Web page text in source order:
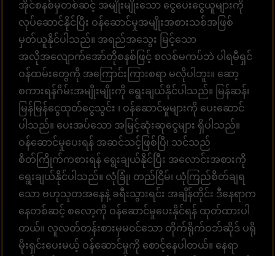
အိုင်စနစ်မှတစ်ဆင့် အမျိုးမျိုးသော ငွေပေးငွေယူများကို
လုပ်ဆောင်နိုင်ပြီး ဝန်ဆောင်မှုအမျိုးအစားသစ်အဖြစ်
မှတ်ယူနိုင်ပါသည်။ အရည်အသွေး မြင့်သော
အလိုအလျောက်အော်တိုစနစ်ဖြင့် စလစ်မကပ်ဘဲ ပါရမီရှင်
ဝန်ထမ်းတွေကို အကြောင်းကြားစရာ မလိုပါဘူး။ ဆော့
စကားရန်ဂိမ်းအမျိုးမျိုးကို ရွေးချယ်နိုင်ပါသည်။ မြန်ဆန်၊
မြန်မြန်ငွေထုတ်ငွေသွင်း ၊ ဝန်ဆောင်မှုများကို ပေးဆောင်
ပါသည်။ ပေးအပ်သော အမြင့်ဆုံးဆုငွေများ ရှိပါသည်။
ဝန်ဆောင်မှုပေးရန် အဆင်သင့်ဖြစ်ပြီ၊ သင်သည်
စိတ်ကြိုက်ကစားရန် ရွေးချယ်နိုင်ပြီး အလောင်းအစားကို
ရွေးချယ်နိုင်ပါသည်။ လုံခြုံ၊ တည်ငြိမ်၊ ယုံကြည်စိတ်ချရ
သော ဗဟုသုတအနေနဲ့ ခရီးသွားရင်း အချိန်တိုင်း ဒီနေရာက
နေတစ်ဆင့် စလော့ကို ဝန်ဆောင်မှုပေးနိုင်ရန် ထုတ်ထားပါ
တယ်။ လူလတ်တန်းစားမှမ၀င်သော တိုက်ရိုက်ဝဘ်ဆိုဒ် ပရို
မိုးရှင်းပေးမယ့် ဝန်ဆောင်မှုကို စောင့်နေပါတယ်။ နေရာ